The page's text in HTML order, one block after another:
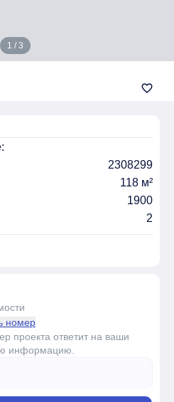
1 / 3
favorite_border
2308299
118 м²
1900
2
номер
проекта ответит на ваши
информацию.